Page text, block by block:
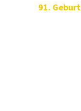
91.